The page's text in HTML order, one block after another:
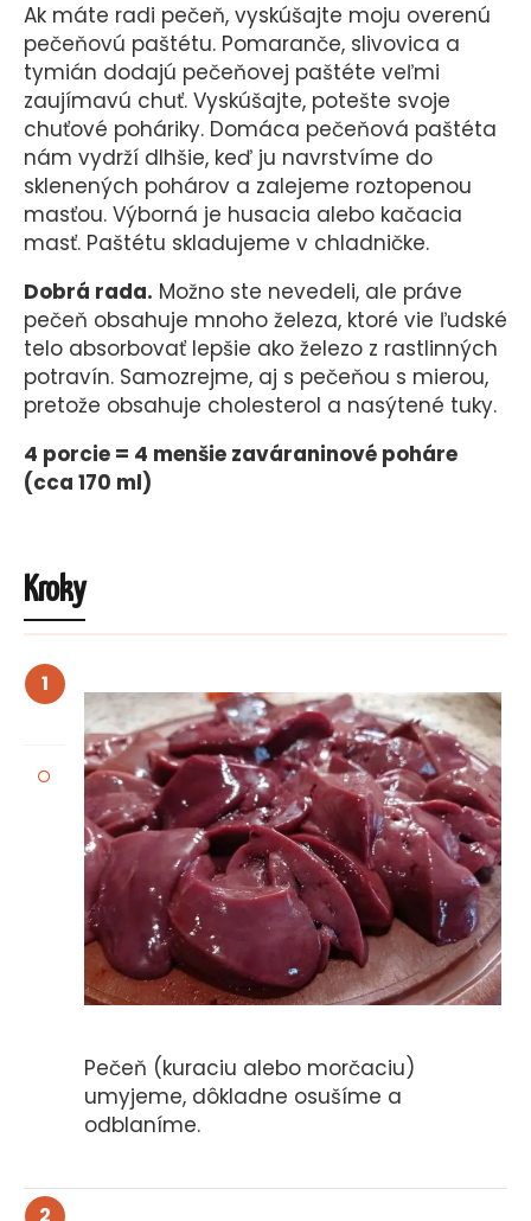
Ak máte radi pečeň, vyskúšajte moju overenú
pečeňovú paštétu. Pomaranče, slivovica a
tymián dodajú pečeňovej paštéte veľmi
zaujímavú chuť. Vyskúšajte, potešte svoje
chuťové poháriky. Domáca pečeňová paštéta
nám vydrží dlhšie, keď ju navrstvíme do
sklenených pohárov a zalejeme roztopenou
masťou. Výborná je husacia alebo kačacia
masť. Paštétu skladujeme v chladničke.
Dobrá rada. Možno ste nevedeli, ale práve
pečeň obsahuje mnoho železa, ktoré vie ľudské
telo absorbovať lepšie ako železo z rastlinných
potravín. Samozrejme, aj s pečeňou s mierou,
pretože obsahuje cholesterol a nasýtené tuky.
4 porcie = 4 menšie zaváraninové poháre
(cca 170 ml)
Kroky
1
Pečeň (kuraciu alebo morčaciu)
umyjeme, dôkladne osušíme a
odblaníme.